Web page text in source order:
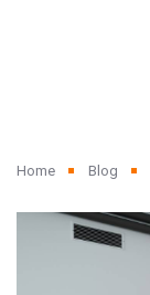
Home Blog